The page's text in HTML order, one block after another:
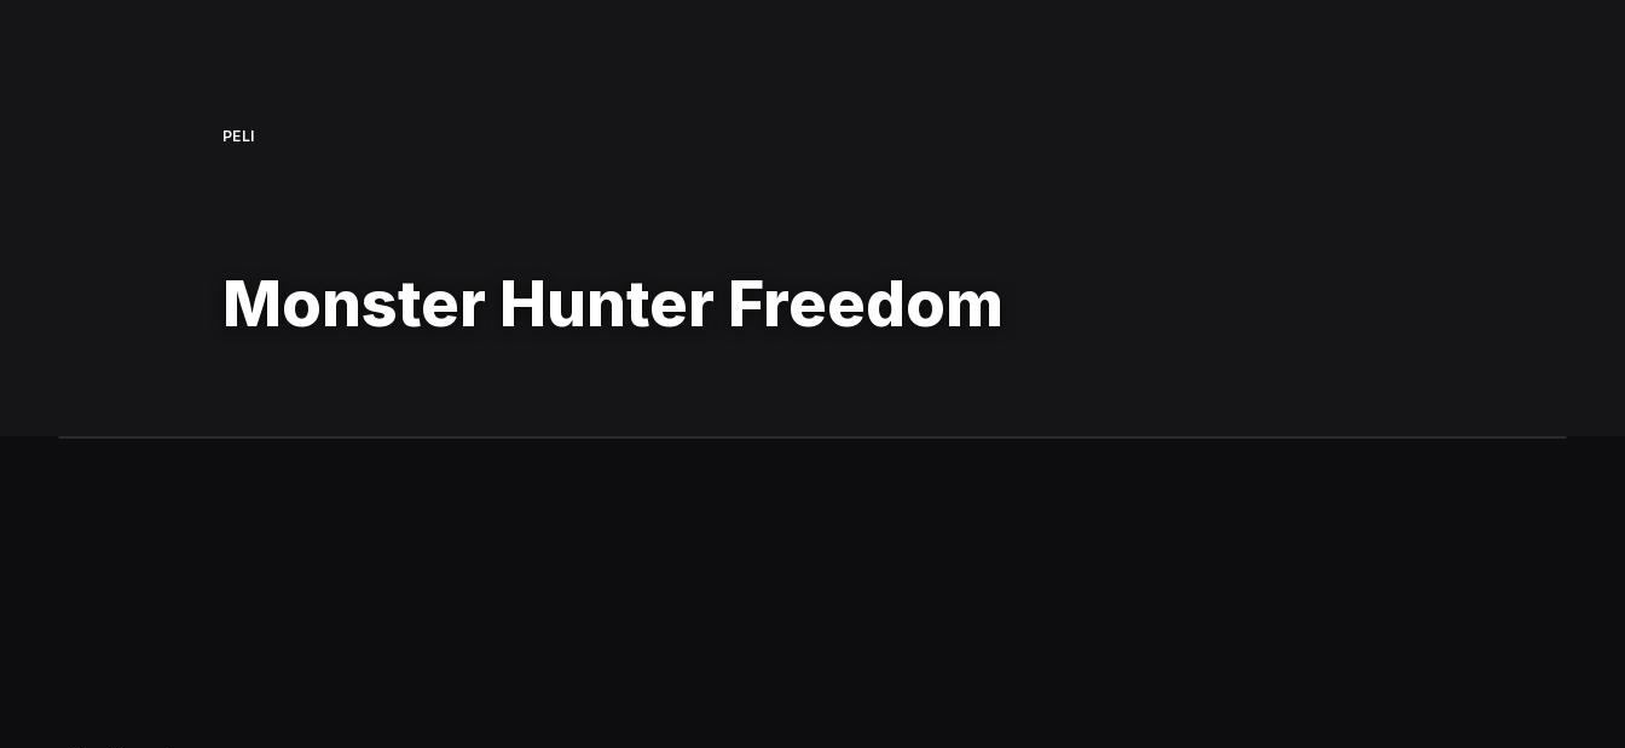
PELI
Monster Hunter Freedom